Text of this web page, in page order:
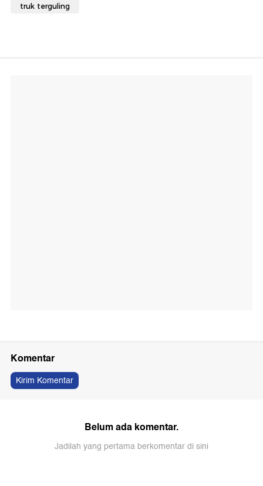
truk terguling
Komentar
Kirim Komentar
Belum ada komentar.
Jadilah yang pertama berkomentar di sini